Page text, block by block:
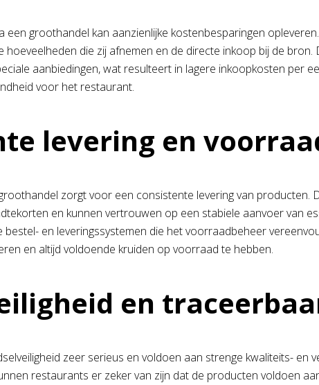
een groothandel kan aanzienlijke kostenbesparingen
hoeveelheden die zij afnemen en de directe inkoop bij de
aanbiedingen, wat resulteert in lagere inkoopkosten per
voor het restaurant.
levering en
zorgt voor een consistente levering van producten.
en kunnen vertrouwen op een stabiele aanvoer van
bestel- en leveringssystemen die het voorraadbeheer
en altijd voldoende kruiden op voorraad te hebben.
en
zeer serieus en voldoen aan strenge kwaliteits- en
restaurants er zeker van zijn dat de producten voldoen